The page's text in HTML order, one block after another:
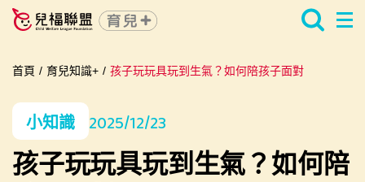
首頁 / 育兒知識+ / 孩子玩玩具玩到生氣？如何陪孩子面對
小知識 2025/12/23
孩子玩玩具玩到生氣？如何陪